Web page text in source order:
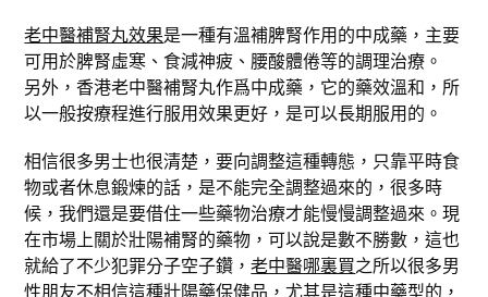
老中醫補腎丸效果是一種有溫補脾腎作用的中成藥，主要
可用於脾腎虛寒、食減神疲、腰酸體倦等的調理治療。
另外，香港老中醫補腎丸作爲中成藥，它的藥效溫和，所
以一般按療程進行服用效果更好，是可以長期服用的。
相信很多男士也很清楚，要向調整這種轉態，只靠平時食
物或者休息鍛煉的話，是不能完全調整過來的，很多時
候，我們還是要借住一些藥物治療才能慢慢調整過來。現
在市場上關於壯陽補腎的藥物，可以說是數不勝數，這也
就給了不少犯罪分子空子鑽，老中醫哪裏買之所以很多男
性朋友不相信這種壯陽藥保健品，尤其是這種中藥型的，